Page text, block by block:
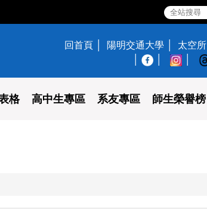
回首頁 陽明交通大學 太空所
格 高中生專區 系友專區 師生榮譽榜